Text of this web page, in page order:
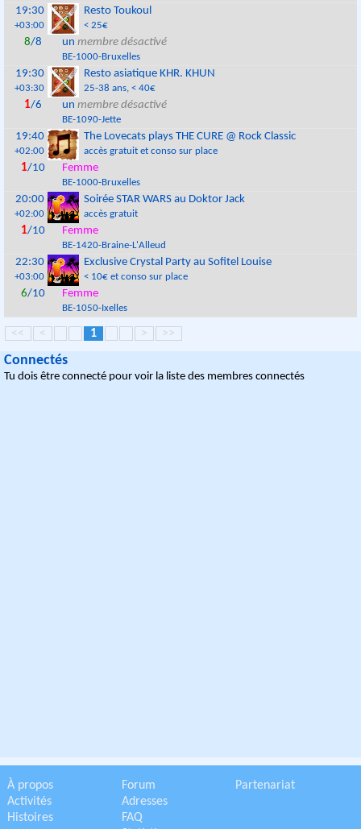
19:30
+03:00
Resto Toukoul
< 25€
8/8 unmembre désactivé
BE-1000-Bruxelles
19:30
+03:30
Resto asiatique KHR. KHUN
25-38 ans, < 40€
1/6 unmembre désactivé
BE-1090-Jette
19:40
+02:00
The Lovecats plays THE CURE @ Rock Classic
accès gratuit et conso sur place
1/10 Femme
BE-1000-Bruxelles
20:00
+02:00
Soirée STAR WARS au Doktor Jack
accès gratuit
1/10 Femme
BE-1420-Braine-L'Alleud
22:30
+03:00
Exclusive Crystal Party au Sofitel Louise
< 10€ et conso sur place
6/10 Femme
BE-1050-Ixelles
<< < 1 > >>
Connectés
Tu dois être connecté pour voir la liste des membres connectés
À propos
Activités
Histoires
Forum
Adresses
FAQ
Partenariat